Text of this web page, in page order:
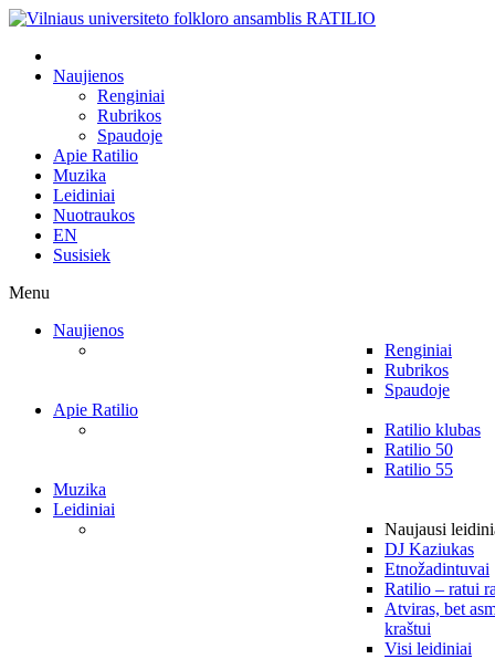
Naujienos
Renginiai
Rubrikos
Spaudoje
Apie Ratilio
Muzika
Leidiniai
Nuotraukos
EN
Susisiek
Menu
Naujienos
Renginiai
Rubrikos
Spaudoje
Apie Ratilio
Ratilio klubas
Ratilio 50
Ratilio 55
Muzika
Leidiniai
Naujausi
DJ Kaziukas
Etnožadintuvai
Ratilio – ratui
Atviras, bet
kraštui
Visi leidiniai